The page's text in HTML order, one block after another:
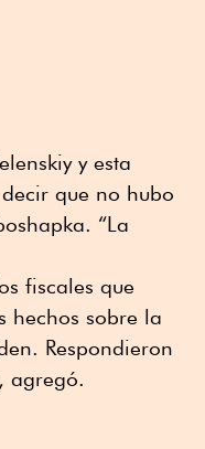
y esta
que no hubo
“La
fiscales que
hechos sobre la
Respondieron
agregó.